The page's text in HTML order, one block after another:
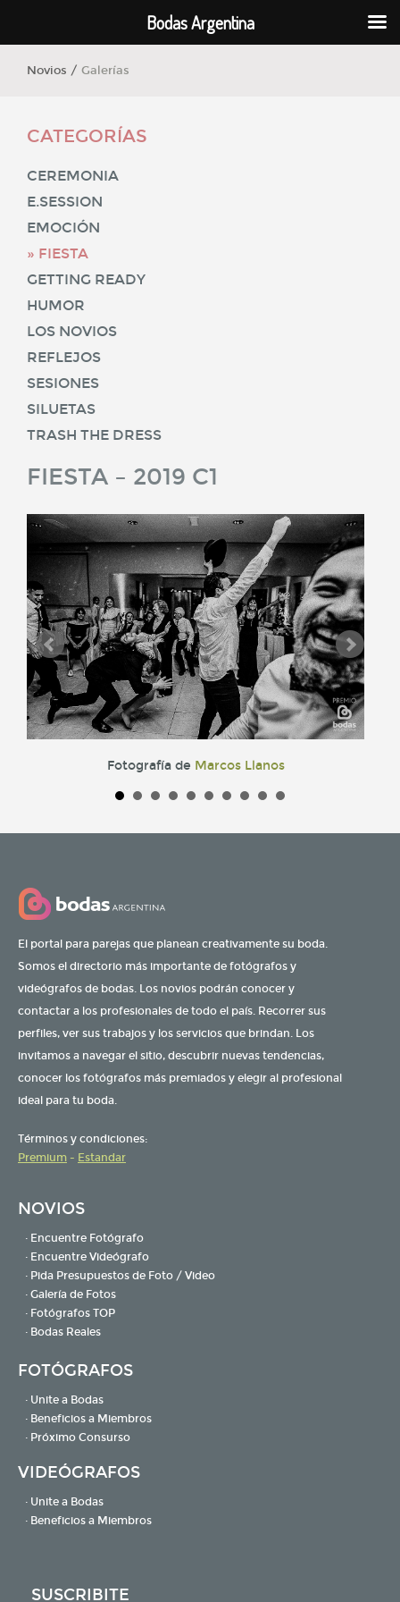
Novios / Galerías
CATEGORÍAS
CEREMONIA
E.SESSION
EMOCIÓN
FIESTA
GETTING READY
HUMOR
LOS NOVIOS
REFLEJOS
SESIONES
SILUETAS
TRASH THE DRESS
FIESTA – 2019 C1
Fotografía de Marcos Llanos
El portal para parejas que planean creativamente su boda.
Somos el directorio más importante de fotógrafos y
videógrafos de bodas. Los novios podrán conocer y
contactar a los profesionales de todo el país. Recorrer sus
perfiles, ver sus trabajos y los servicios que brindan. Los
invitamos a navegar el sitio, descubrir nuevas tendencias,
conocer los fotógrafos más premiados y elegir al profesional
ideal para tu boda.
Términos y condiciones:
Premium - Estandar
NOVIOS
· Encuentre Fotógrafo
· Encuentre Videógrafo
· Pida Presupuestos de Foto / Video
· Galería de Fotos
· Fotógrafos TOP
· Bodas Reales
FOTÓGRAFOS
· Unite a Bodas
· Beneficios a Miembros
· Próximo Consurso
VIDEÓGRAFOS
· Unite a Bodas
· Beneficios a Miembros
SUSCRIBITE
Bodas Argentina